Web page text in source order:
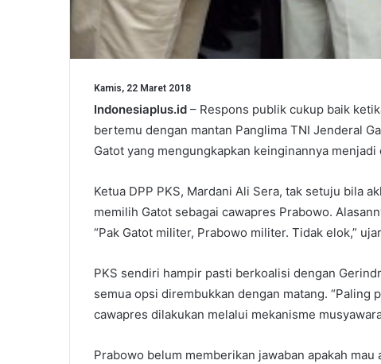
Kamis, 22 Maret 2018
Indonesiaplus.id – Respons publik cukup baik
bertemu dengan mantan Panglima TNI Jenderal
Gatot yang mengungkapkan keinginannya
Ketua DPP PKS, Mardani Ali Sera, tak setuju bila
memilih Gatot sebagai cawapres Prabowo.
“Pak Gatot militer, Prabowo militer. Tidak elok,”
PKS sendiri hampir pasti berkoalisi dengan
semua opsi dirembukkan dengan matang. “Paling
cawapres dilakukan melalui mekanisme
Prabowo belum memberikan jawaban apakah